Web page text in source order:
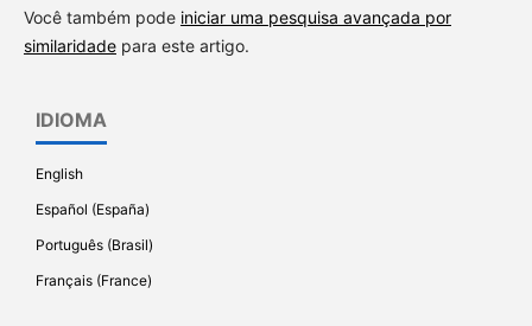
Você também pode iniciar uma pesquisa avançada por
similaridadepara este artigo.
IDIOMA
English
Español (España)
Português (Brasil)
Français (France)